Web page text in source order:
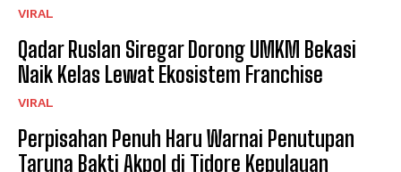
VIRAL
Qadar Ruslan Siregar Dorong UMKM Bekasi
Naik Kelas Lewat Ekosistem Franchise
VIRAL
Perpisahan Penuh Haru Warnai Penutupan
Taruna Bakti Akpol di Tidore Kepulauan